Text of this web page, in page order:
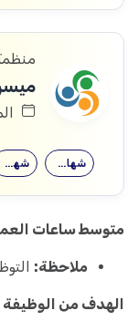
شهادة معهد شهادة جامعية
متوسط ساعات
ملاحظة:
الهدف من الوظيفة